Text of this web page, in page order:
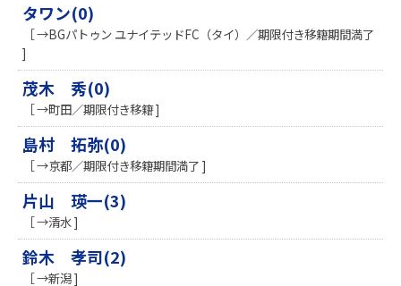
タワン(0)
［ →BGパトゥン ユナイテッドFC（タイ）／期限付き移籍期間満了
]
茂木 秀(0)
［ →町田／期限付き移籍 ]
島村 拓弥(0)
［ →京都／期限付き移籍期間満了 ]
片山 瑛一(3)
［ →清水 ]
鈴木 孝司(2)
［ →新潟 ]